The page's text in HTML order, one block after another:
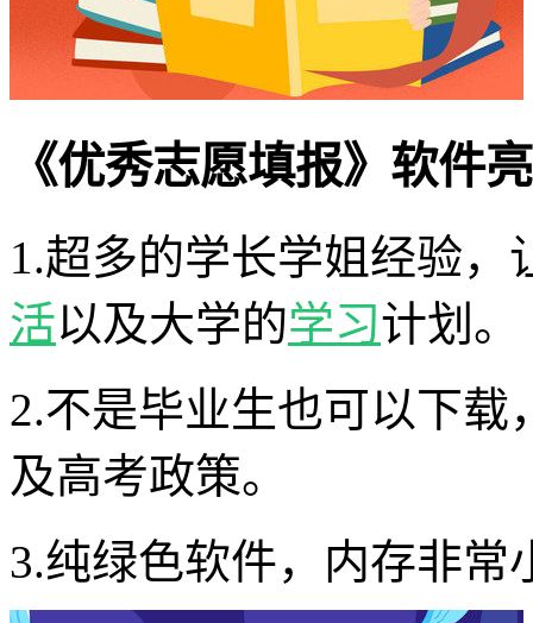
《优秀志愿填报》软件
1.超多的学长学姐经验
活以及大学的学习计划。
2.不是毕业生也可以下
及高考政策。
3.纯绿色软件，内存非